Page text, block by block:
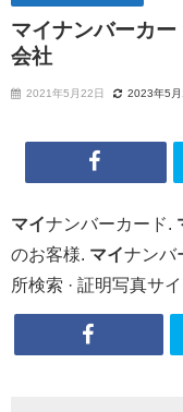
マイナンバーカー
会社
2021年5月22日 2023年5月
マイナンバーカード.
のお客様. マイナンバ
所検索 · 証明写真サイ